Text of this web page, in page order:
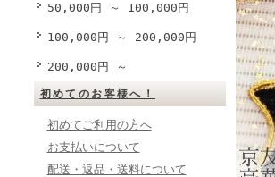
50,000円 ～ 100,000円
100,000円 ～ 200,000円
200,000円 ～
初めてのお客様へ！
初めてご利用の方へ
お支払いについて
配送・返品・送料について